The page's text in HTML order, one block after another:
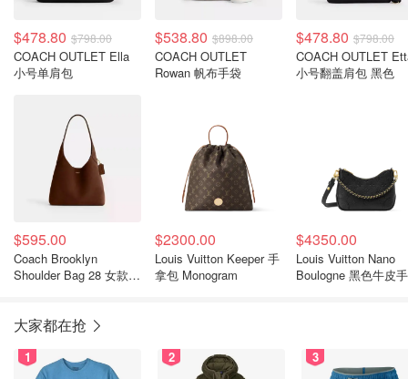
$478.80 $798.00
COACH OUTLET Ella
小号单肩包
$538.80 $898.00
COACH OUTLET
Rowan 帆布手袋
$478.80 $798.00
COACH OUTLET
小号翻盖肩包 黑色
$595.00
Coach Brooklyn
Shoulder Bag 28 女款肩
$2300.00
Louis Vuitton Keeper 手
拿包 Monogram
$4350.00
Louis Vuitton Nano
Boulogne 黑色牛皮
大家都在抢
1 2 3